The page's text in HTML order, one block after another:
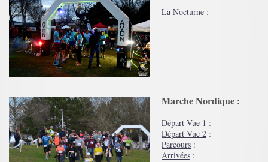
La Nocturne :
Marche Nordique :
Départ Vue 1 :
Départ Vue 2 :
Parcours :
Arrivées :